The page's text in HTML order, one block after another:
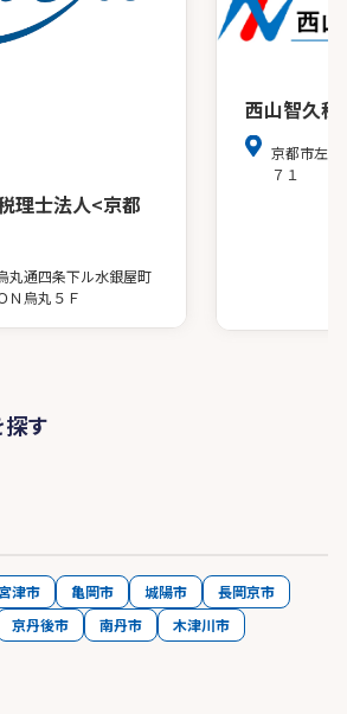
理士法人<京都
丸通四条下ル水銀屋町
Ｎ烏丸５Ｆ
西山智久税
京都市左京
７１
す
津市 亀岡市 城陽市
長岡京市
京丹後市 南丹市 木津川市